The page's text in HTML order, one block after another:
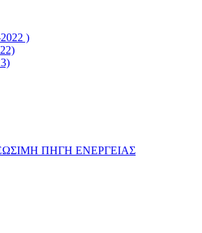
)
ΠΗΓΗ ΕΝΕΡΓΕΙΑΣ